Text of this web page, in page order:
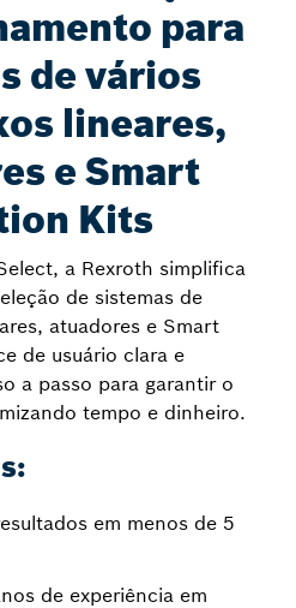
para
de vários
lineares,
e Smart
Kits
a Rexroth simplifica
de sistemas de
atuadores e Smart
de usuário clara e
a passo para garantir o
tempo e dinheiro.
em menos de 5
de experiência em